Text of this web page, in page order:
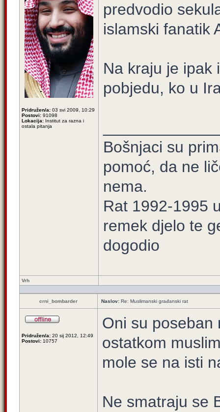
Pridružen/a: 03 svi 2009, 10:29
Postovi: 91098
Lokacija: Institut za razna i
ostala pitanja
predvodio
islamski fanatik
Na kraju je ipak
pobjedu, ko u
Bošnjaci su
pomoć, da ne
nema.
Rat 1992-1995
remek djelo te
dogodio
Vrh
crni_bombarder Naslov: Re: Muslimanski građanski rat
Pridružen/a: 20 sij 2012, 12:49
Postovi: 10757
Oni su poseban
ostatkom
mole se na isti
Ne smatraju se